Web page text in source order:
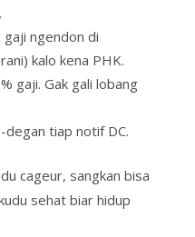
gaji ngendon di
kalo kena PHK.
gaji. Gak gali lobang
degan tiap notif DC.
cageur, sangkan bisa
sehat biar hidup